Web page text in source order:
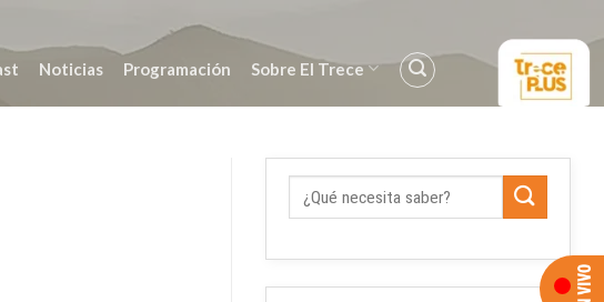
Noticias Programación Sobre El Trece